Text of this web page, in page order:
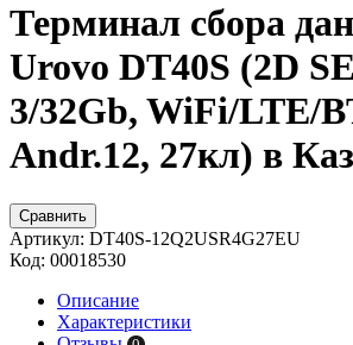
Терминал сбора
Urovo DT40S (2D
3/32Gb, WiFi/LTE/
Andr.12, 27кл) в
Сравнить
Артикул: DT40S-12Q2USR4G27EU
Код: 00018530
Описание
Характеристики